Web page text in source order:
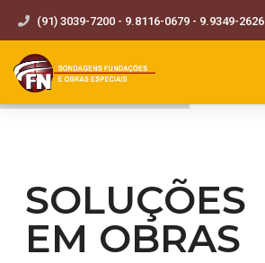
(91) 3039-7200 - 9.8116-0679 - 9.9349-2626
SOLUÇÕES
EM OBRAS